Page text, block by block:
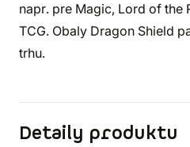
napr. pre Magic, Lord of the
TCG. Obaly Dragon Shield
trhu.
Detaily produktu